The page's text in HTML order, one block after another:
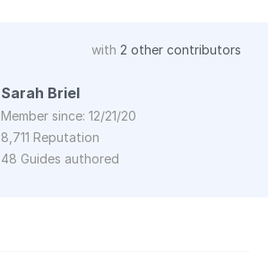
with 2 other contributors
Sarah Briel
Member since: 12/21/20
8,711 Reputation
48 Guides authored